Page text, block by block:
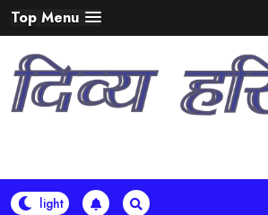
Skip
to
content
Top Menu